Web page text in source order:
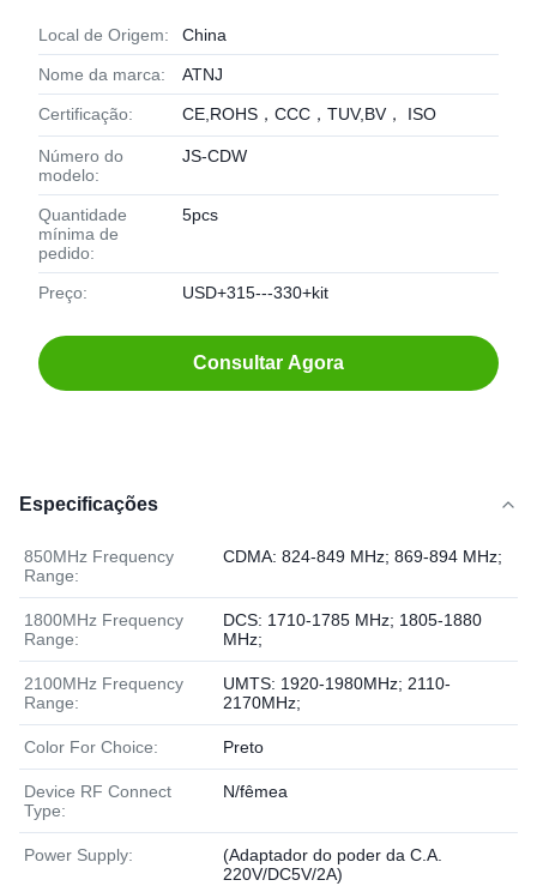
Local de Origem: China
Nome da marca: ATNJ
Certificação: CE,ROHS，CCC，TUV,BV， ISO
Número do
modelo:
JS-CDW
Quantidade
mínima de
pedido:
5pcs
Preço: USD+315---330+kit
Consultar Agora
Especificações
850MHz Frequency
Range:
CDMA: 824-849 MHz; 869-894 MHz;
1800MHz Frequency
Range:
DCS: 1710-1785 MHz; 1805-1880
MHz;
2100MHz Frequency
Range:
UMTS: 1920-1980MHz; 2110-
2170MHz;
Color For Choice: Preto
Device RF Connect
Type:
N/fêmea
Power Supply:
(Adaptador do poder da C.A.
220V/DC5V/2A)